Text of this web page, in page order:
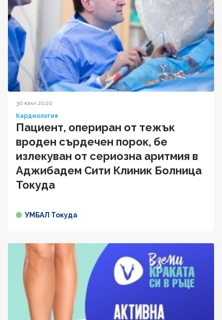
30 юни 2020
Кардиология
Пациент, опериран от тежък
вроден сърдечен порок, бе
излекуван от сериозна аритмия в
Аджибадем Сити Клиник Болница
Токуда
УМБАЛ Токуда